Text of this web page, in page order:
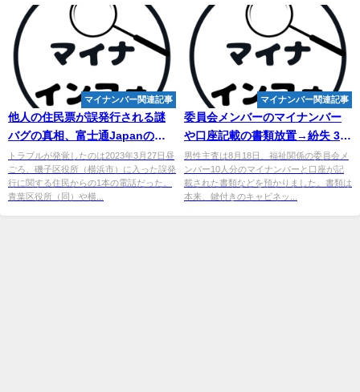
マイナンバー関連記事
他人の住民票が誤発行される謎
バグの真相、富士通Japanの
「稚拙」設計に専門家も驚く
トラブルが発覚したのは2023年3月27日昼
ごろ、磯子区役所（横浜市）に入った誤発
行に関する住民からの1本の電話だった。
青葉区役所（同）や横...
マイナンバー関連記事
委員会メンバーのマイナンバー
や口座記載の書類放置→紛失 38
歳男性主査を懲戒処分 大分 ...
男性主査は8月18日、福祉関係の委員会メ
ンバー10人分のマイナンバーと口座が記
載された書類などを預かりました。書類は
本来、鍵付きのキャビネッ...